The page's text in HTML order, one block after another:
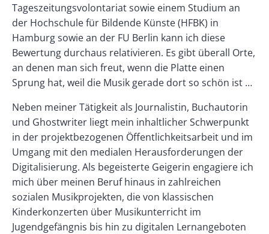
Tageszeitungsvolontariat sowie einem Studium an
der Hochschule für Bildende Künste (HFBK) in
Hamburg sowie an der FU Berlin kann ich diese
Bewertung durchaus relativieren. Es gibt überall Orte,
an denen man sich freut, wenn die Platte einen
Sprung hat, weil die Musik gerade dort so schön ist …
Neben meiner Tätigkeit als Journalistin, Buchautorin
und Ghostwriter liegt mein inhaltlicher Schwerpunkt
in der projektbezogenen Öffentlichkeitsarbeit und im
Umgang mit den medialen Herausforderungen der
Digitalisierung. Als begeisterte Geigerin engagiere ich
mich über meinen Beruf hinaus in zahlreichen
sozialen Musikprojekten, die von klassischen
Kinderkonzerten über Musikunterricht im
Jugendgefängnis bis hin zu digitalen Lernangeboten